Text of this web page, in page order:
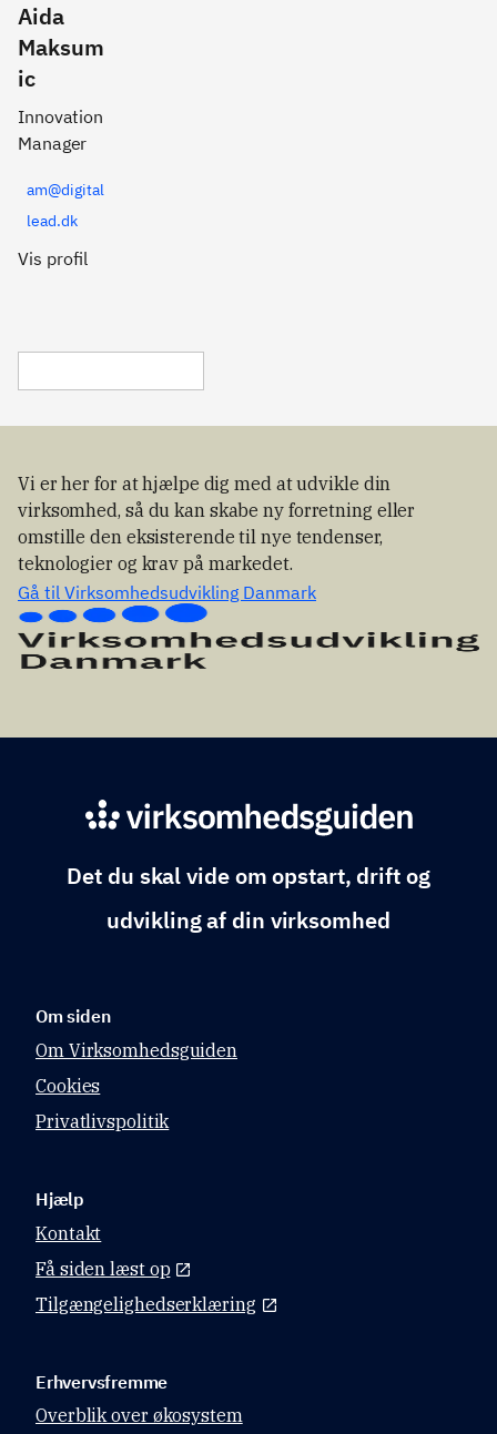
Aida
Maksum
ic
Innovation
Manager
am@digital
lead.dk
Vis profil
Vi er her for at hjælpe dig med at udvikle din
virksomhed, så du kan skabe ny forretning eller
omstille den eksisterende til nye tendenser,
teknologier og krav på markedet.
Gå til Virksomhedsudvikling Danmark
Det du skal vide om opstart, drift og
udvikling af din virksomhed
Om siden
Om Virksomhedsguiden
Cookies
Privatlivspolitik
Hjælp
Kontakt
Få siden læst op
Tilgængelighedserklæring
Erhvervsfremme
Overblik over økosystem